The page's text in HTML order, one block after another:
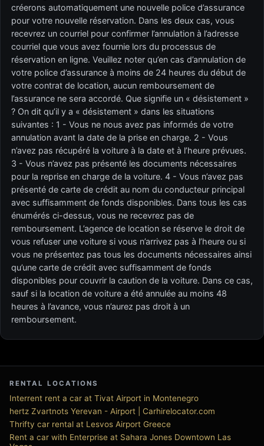
créerons automatiquement une nouvelle police d’assurance
pour votre nouvelle réservation. Dans les deux cas, vous
recevrez un courriel pour confirmer l’annulation à l’adresse
courriel que vous avez fournie lors du processus de
réservation en ligne. Veuillez noter qu’en cas d’annulation de
votre police d’assurance à moins de 24 heures du début de
votre contrat de location, aucun remboursement de
l’assurance ne sera accordé. Que signifie un « désistement »
? On dit qu’il y a « désistement » dans les situations
suivantes : 1 - Vous ne nous avez pas informés de votre
annulation avant la date de la prise en charge. 2 - Vous
n’avez pas récupéré la voiture à la date et à l’heure prévues.
3 - Vous n’avez pas présenté les documents nécessaires
pour la reprise en charge de la voiture. 4 - Vous n’avez pas
présenté de carte de crédit au nom du conducteur principal
avec suffisamment de fonds disponibles. Dans tous les cas
énumérés ci-dessus, vous ne recevrez pas de
remboursement. L’agence de location se réserve le droit de
vous refuser une voiture si vous n’arrivez pas à l’heure ou si
vous ne présentez pas tous les documents nécessaires ainsi
qu’une carte de crédit avec suffisamment de fonds
disponibles pour couvrir la caution de la voiture. Dans ce cas,
sauf si la location de voiture a été annulée au moins 48
heures à l’avance, vous n’aurez pas droit à un
remboursement.
RENTAL LOCATIONS
Interrent rent a car at Tivat Airport in Montenegro
hertz Zvartnots Yerevan - Airport | Carhirelocator.com
Thrifty car rental at Lesvos Airport Greece
Rent a car with Enterprise at Sahara Jones Downtown Las